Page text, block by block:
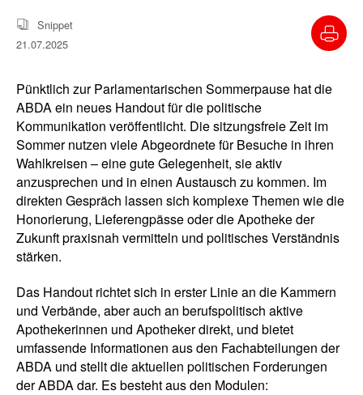
zur
Suche
Snippet
21.07.2025
Pünktlich zur Parlamentarischen Sommerpause hat die
ABDA ein neues Handout für die politische
Kommunikation veröffentlicht. Die sitzungsfreie Zeit im
Sommer nutzen viele Abgeordnete für Besuche in ihren
Wahlkreisen – eine gute Gelegenheit, sie aktiv
anzusprechen und in einen Austausch zu kommen. Im
direkten Gespräch lassen sich komplexe Themen wie die
Honorierung, Lieferengpässe oder die Apotheke der
Zukunft praxisnah vermitteln und politisches Verständnis
stärken.
Das Handout richtet sich in erster Linie an die Kammern
und Verbände, aber auch an berufspolitisch aktive
Apothekerinnen und Apotheker direkt, und bietet
umfassende Informationen aus den Fachabteilungen der
ABDA und stellt die aktuellen politischen Forderungen
der ABDA dar. Es besteht aus den Modulen: